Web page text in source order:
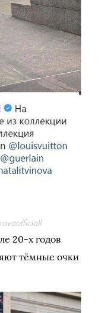
20-х годов
тёмные очки